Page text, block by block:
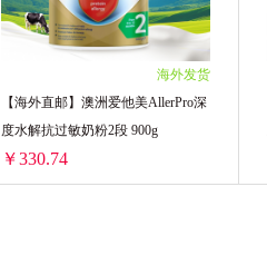
海外发货
【海外直邮】澳洲爱他美AllerPro深
度水解抗过敏奶粉2段 900g
￥330.74